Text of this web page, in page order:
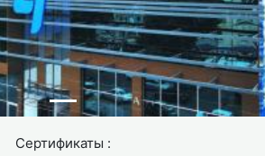
Сертификаты :